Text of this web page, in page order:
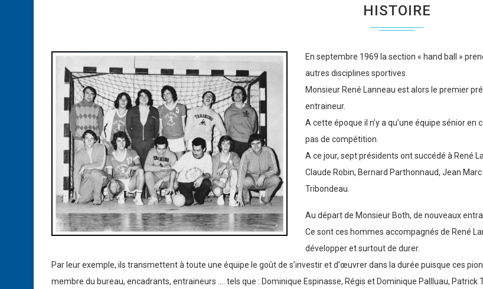
HISTOIRE
En septembre 1969 la section « hand ball »
autres disciplines sportives.
Monsieur René Lanneau est alors le premier
entraineur.
A cette époque il n’y a qu’une équipe sénior
pas de compétition.
A ce jour, sept présidents ont succédé à René
Claude Robin, Bernard Parthonnaud, Jean
Tribondeau.
Au départ de Monsieur Both, de nouveaux
Ce sont ces hommes accompagnés de René
développer et surtout de durer.
Par leur exemple, ils transmettent à toute une équipe le goût de s’investir et d’œuvrer dans la durée puisque ces
membre du bureau, encadrants, entraineurs …. tels que : Dominique Espinasse, Régis et Dominique Pallluau, Patrick